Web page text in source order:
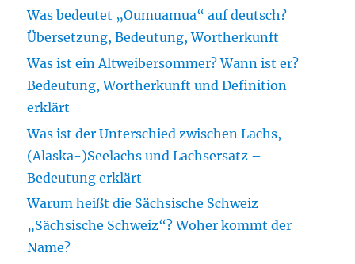
Was bedeutet „Oumuamua“ auf deutsch?
Übersetzung, Bedeutung, Wortherkunft
Was ist ein Altweibersommer? Wann ist er?
Bedeutung, Wortherkunft und Definition
erklärt
Was ist der Unterschied zwischen Lachs,
(Alaska-)Seelachs und Lachsersatz –
Bedeutung erklärt
Warum heißt die Sächsische Schweiz
„Sächsische Schweiz“? Woher kommt der
Name?